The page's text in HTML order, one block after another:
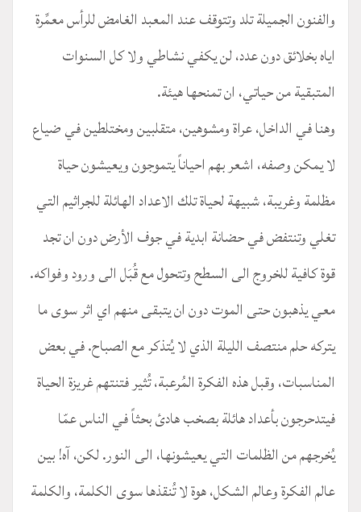
والفنون الجميلة تلد وتتوقف عند المعبد الغامض للرأس معمِّرة
اياه بخلائق دون عدد، لن يكفي نشاطي ولا كل السنوات
المتبقية من حياتي، ان تمنحها هيئة.
وهنا في الداخل، عراة ومشوهين، متقلبين ومختلطين في ضياع
لا يمكن وصفه، اشعر بهم احياناً يتموجون ويعيشون حياة
مظلمة وغريبة، شبيهة لحياة تلك الاعداد الهائلة للجراثيم التي
تغلي وتنتفض في حضانة ابدية في جوف الأرض دون ان تجد
قوة كافية للخروج الى السطح وتتحول مع قُبَل الى ورود وفواكه.
معي يذهبون حتى الموت دون ان يتبقى منهم اي اثر سوى ما
يتركه حلم منتصف الليلة الذي لا يُتذكر مع الصباح. في بعض
المناسبات، وقبل هذه الفكرة المُرعبة، تُثير فتنتهم غريزة الحياة
فيتدحرجون بأعداد هائلة بصخب هادئ بحثاً في الناس عمّا
يُخرجهم من الظلمات التي يعيشونها، الى النور. لكن، آه! بين
عالم الفكرة وعالم الشكل، هوة لا تُنقذها سوى الكلمة، والكلمة